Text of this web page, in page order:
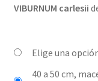
VIBURNUM carlesii
Elige una
40 a 50 cm,